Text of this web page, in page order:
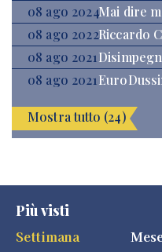
08 ago 2024Mai dire
08 ago 2022Riccardo
08 ago 2021
08 ago 2021
Mostra tutto (24)
Più visti
Settimana